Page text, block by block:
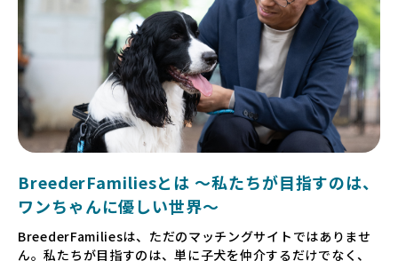
BreederFamiliesとは 〜私たちが目指すのは、
ワンちゃんに優しい世界〜
BreederFamiliesは、ただのマッチングサイトではありませ
ん。私たちが目指すのは、単に子犬を仲介するだけでなく、